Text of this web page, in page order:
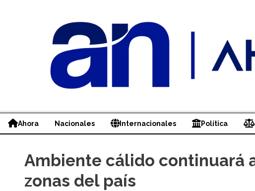
Ahora Nacionales Internacionales Política
Ambiente cálido continuará
zonas del país